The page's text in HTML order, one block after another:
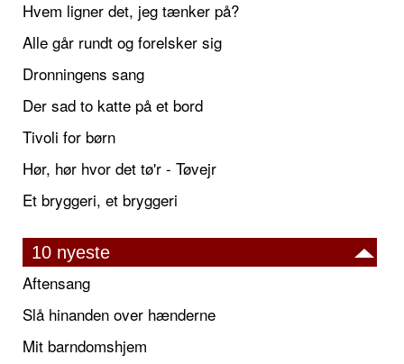
Hvem ligner det, jeg tænker på?
Alle går rundt og forelsker sig
Dronningens sang
Der sad to katte på et bord
Tivoli for børn
Hør, hør hvor det tø'r - Tøvejr
Et bryggeri, et bryggeri
10 nyeste
Aftensang
Slå hinanden over hænderne
Mit barndomshjem